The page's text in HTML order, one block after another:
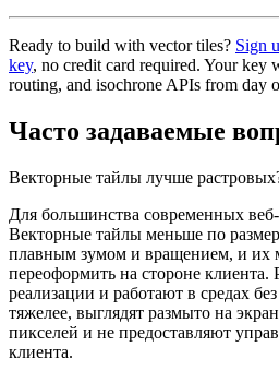
Ready to build with vector tiles? Sign
key, no credit card required. Your key
routing, and isochrone APIs from day
Часто задаваемые
Векторные тайлы лучше
Для большинства современных
Векторные тайлы меньше по
плавным зумом и вращением, и их
переоформить на стороне
реализации и работают в средах
тяжелее, выглядят размыто на
пикселей и не предоставляют
клиента.